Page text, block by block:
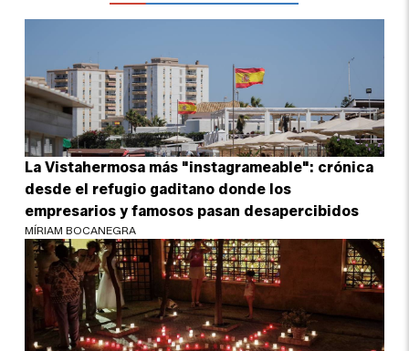
La Vistahermosa más "instagrameable": crónica
desde el refugio gaditano donde los
empresarios y famosos pasan desapercibidos
MÍRIAM BOCANEGRA